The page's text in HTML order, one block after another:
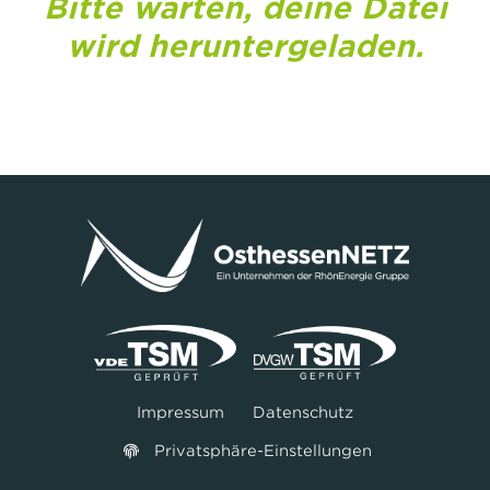
Bitte warten, deine Datei
wird heruntergeladen.
Impressum Datenschutz
Privatsphäre-Einstellungen